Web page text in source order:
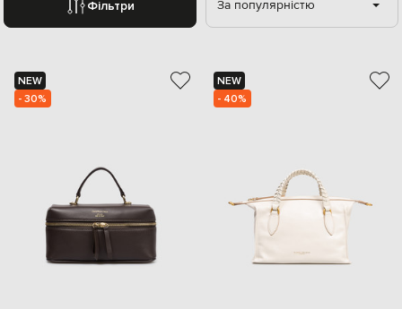
Фільтри За популярністю
NEW
- 30%
NEW
- 40%